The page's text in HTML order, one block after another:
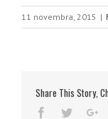
11 novembra, 2015 |
Share This Story,